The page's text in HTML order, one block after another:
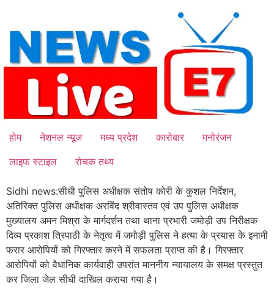
content
होम नेशनल न्यूज मध्य प्रदेश कारोबार
मनोरंजन
लाइफ स्टाइल
रोचक तथ्य
Sidhi news:सीधी पुलिस अधीक्षक संतोष कोरी के कुशल निर्देशन,
अतिरिक्त पुलिस अधीक्षक अरविंद श्रीवास्तव एवं उप पुलिस अधीक्षक
मुख्यालय अमन मिश्रा के मार्गदर्शन तथा थाना प्रभारी जमोड़ी उप निरीक्षक
दिव्य प्रकाश त्रिपाठी के नेतृत्व में जमोड़ी पुलिस ने हत्या के प्रयास के इनामी
फरार आरोपियों को गिरफ्तार करने में सफलता प्राप्त की है। गिरफ्तार
आरोपियों को वैधानिक कार्यवाही उपरांत माननीय न्यायालय के समक्ष प्रस्तुत
कर जिला जेल सीधी दाखिल कराया गया है।